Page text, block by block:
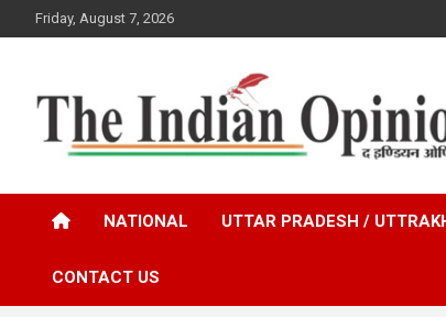
to
Friday, August 7, 2026
Indian Opinion News
NATIONAL UTTAR PRADESH /
CONTACT US